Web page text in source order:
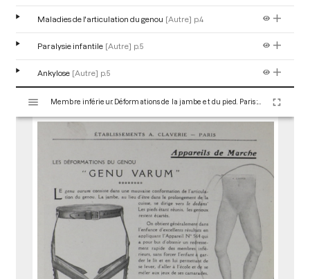
Maladies de l'articulation du genou [Autre] p.4
Paralysie infantile [Autre] p.5
Ankylose [Autre] p.5
s